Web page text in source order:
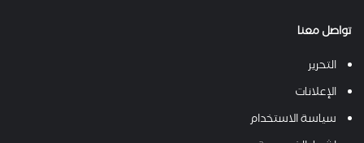
تواصل معنا
التحرير
الإعلانات
سياسة الاستخدام